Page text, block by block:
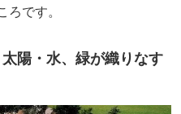
ろです。
陽・水、緑が織りなす